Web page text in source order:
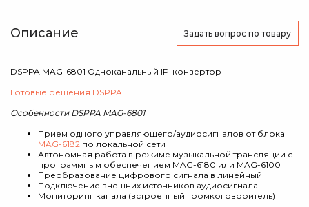
Описание Задать вопрос по товару
DSPPA MAG-6801 Одноканальный IP-конвертор
Готовые решения DSPPA
Особенности DSPPA MAG-6801
Прием одного управляющего/аудиосигналов от блока
MAG-6182 по локальной сети
Автономная работа в режиме музыкальной трансляции с
программным обеспечением MAG-6180 или MAG-6100
Преобразование цифрового сигнала в линейный
Подключение внешних источников аудиосигнала
Мониторинг канала (встроенный громкоговоритель)